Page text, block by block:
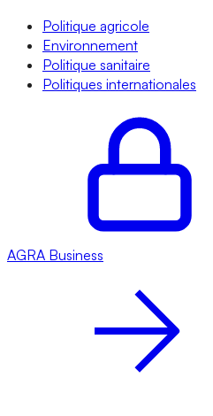
Politique agricole
Environnement
Politique sanitaire
Politiques internationales
AGRA Business